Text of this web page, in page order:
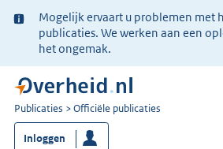
Ter
informatie:
Mogelijk ervaart u problemen met
publicaties. We werken aan een
het ongemak.
U
bent
nu
Publicaties Officiële publicaties
Inloggen